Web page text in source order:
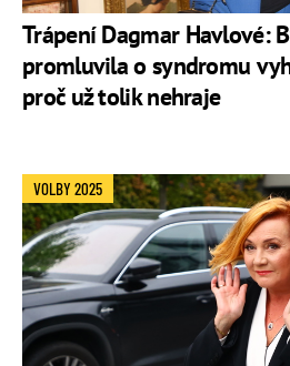
Trápení Dagmar Havlové:
promluvila o syndromu
proč už tolik nehraje
VOLBY 2025